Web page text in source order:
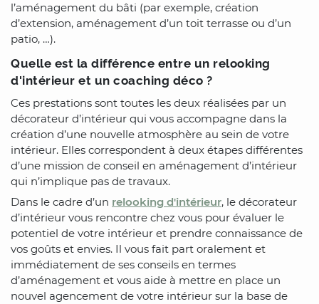
l’aménagement du bâti (par exemple, création
d’extension, aménagement d’un toit terrasse ou d’un
patio, …).
Quelle est la différence entre un relooking
d'intérieur et un coaching déco ?
Ces prestations sont toutes les deux réalisées par un
décorateur d’intérieur qui vous accompagne dans la
création d’une nouvelle atmosphère au sein de votre
intérieur. Elles correspondent à deux étapes différentes
d’une mission de conseil en aménagement d’intérieur
qui n’implique pas de travaux.
Dans le cadre d’un relooking d'intérieur, le décorateur
d’intérieur vous rencontre chez vous pour évaluer le
potentiel de votre intérieur et prendre connaissance de
vos goûts et envies. Il vous fait part oralement et
immédiatement de ses conseils en termes
d’aménagement et vous aide à mettre en place un
nouvel agencement de votre intérieur sur la base de